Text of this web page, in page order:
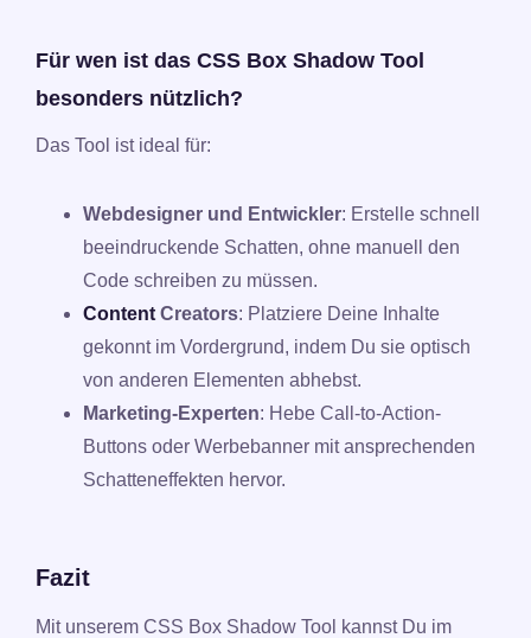
Für wen ist das CSS Box Shadow Tool
besonders nützlich?
Das Tool ist ideal für:
Webdesigner und Entwickler: Erstelle schnell
beeindruckende Schatten, ohne manuell den
Code schreiben zu müssen.
Content Creators: Platziere Deine Inhalte
gekonnt im Vordergrund, indem Du sie optisch
von anderen Elementen abhebst.
Marketing-Experten: Hebe Call-to-Action-
Buttons oder Werbebanner mit ansprechenden
Schatteneffekten hervor.
Fazit
Mit unserem CSS Box Shadow Tool kannst Du im